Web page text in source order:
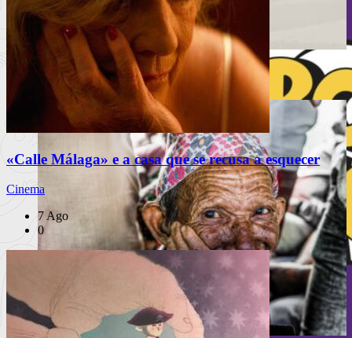
Festival Mental celebra 10 anos
«Calle Málaga» e a casa que se recusa a esquecer
Cinema
7 Ago
0
À escuta na Rua